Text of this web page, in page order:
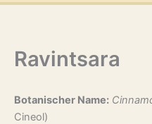
Ravintsara
Botanischer Name:
Cineol)